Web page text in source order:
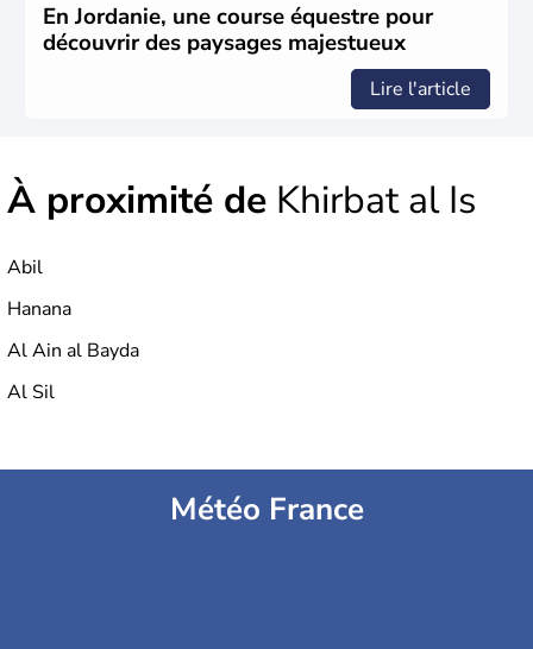
En Jordanie, une course équestre pour
découvrir des paysages majestueux
Lire l'article
À proximité de Khirbat al Is
Abil
Hanana
Al Ain al Bayda
Al Sil
Météo France